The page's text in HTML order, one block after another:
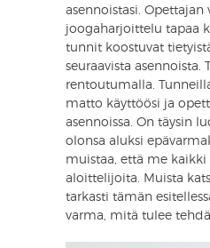
asennoistasi. Opettajan
joogaharjoittelu tapaa
tunnit koostuvat
seuraavista asennoista.
rentoutumalla.
matto käyttöösi ja
asennoissa. On täysin
olonsa aluksi
muistaa, että me
aloittelijoita. Muista
tarkasti tämän
varma, mitä tulee